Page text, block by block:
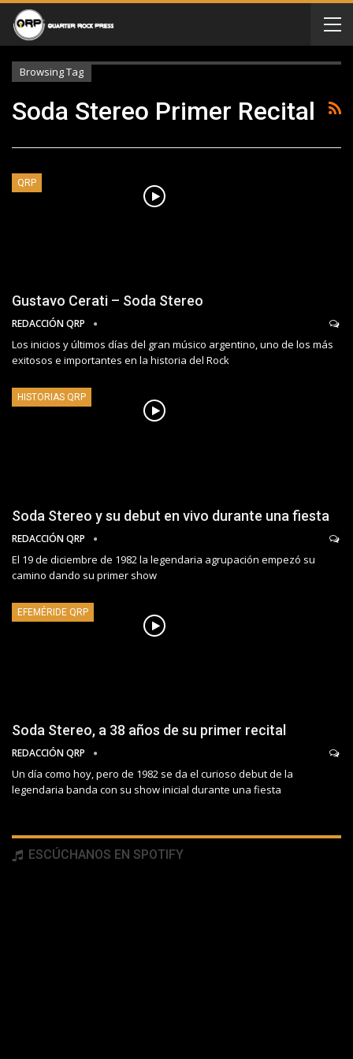
Browsing Tag
Soda Stereo Primer Recital
QRP
Gustavo Cerati – Soda Stereo
REDACCIÓN QRP
Los inicios y últimos días del gran músico argentino, uno de los más
exitosos e importantes en la historia del Rock
HISTORIAS QRP
Soda Stereo y su debut en vivo durante una fiesta
REDACCIÓN QRP
El 19 de diciembre de 1982 la legendaria agrupación empezó su
camino dando su primer show
EFEMÉRIDE QRP
Soda Stereo, a 38 años de su primer recital
REDACCIÓN QRP
Un día como hoy, pero de 1982 se da el curioso debut de la
legendaria banda con su show inicial durante una fiesta
ESCÚCHANOS EN SPOTIFY